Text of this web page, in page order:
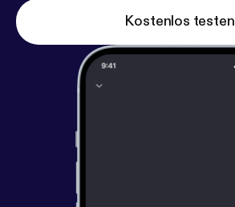
Kostenlos testen